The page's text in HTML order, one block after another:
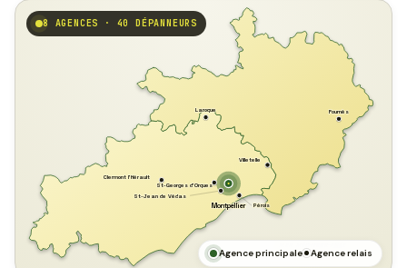
Montpellier Pérols
Laroque Fournès
Villetelle
St-Georges d'Orques
Clermont l'Hérault
St-Jean de Védas
8 AGENCES · 40 DÉPANNEURS
Agence principale Agence relais